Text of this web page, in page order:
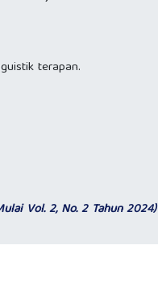
terapan.
Vol. 2, No. 2 Tahun 2024)